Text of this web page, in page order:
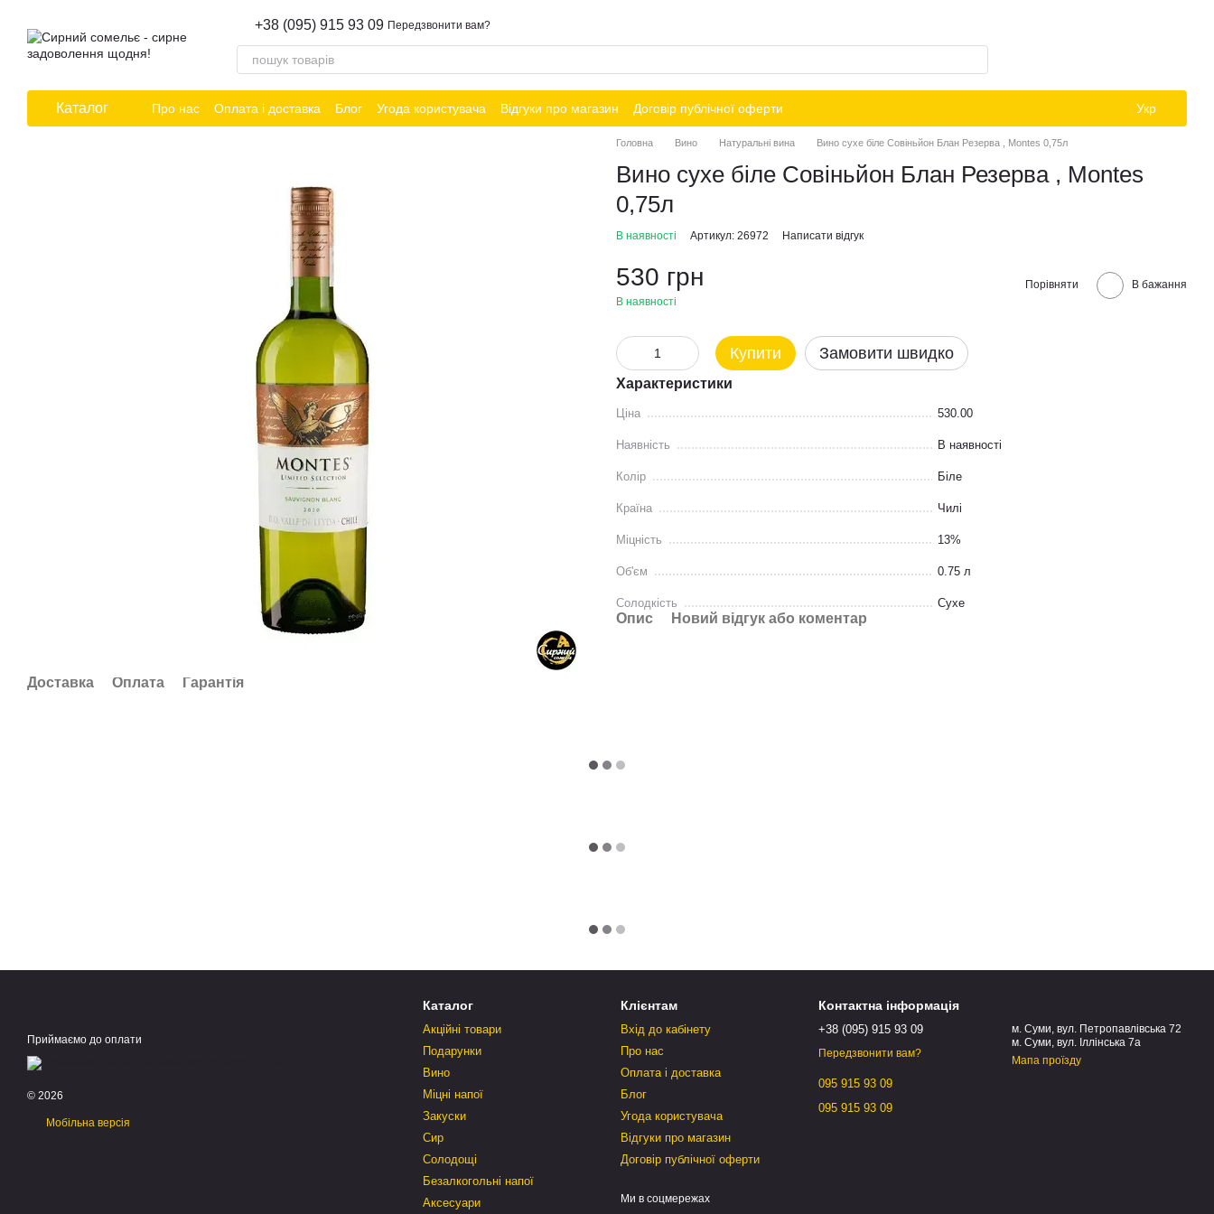
+38 (095) 915 93 09 Передзвонити вам?
Каталог Про нас Оплата і доставка Блог Угода користувача Відгуки про магазин Договір публічної оферти Укр
Доставка Оплата Гарантія
Головна Вино Натуральні вина Вино сухе біле Совіньйон Блан Резерва , Montes 0,75л
Вино сухе біле Совіньйон Блан Резерва , Montes
0,75л
В наявності Артикул: 26972 Написати відгук
530 грн
В наявності
Порівняти В бажання
Купити Замовити швидко
Характеристики
Ціна 530.00
Наявність В наявності
Колір Біле
Країна Чилі
Міцність 13%
Об'єм 0.75 л
Солодкість Сухе
Опис Новий відгук або коментар
Приймаємо до оплати
© 2026
Мобільна версія
Каталог
Акційні товари
Подарунки
Вино
Міцні напої
Закуски
Сир
Солодощі
Безалкогольні напої
Аксесуари
Клієнтам
Вхід до кабінету
Про нас
Оплата і доставка
Блог
Угода користувача
Відгуки про магазин
Договір публічної оферти
Ми в соцмережах
Контактна інформація
+38 (095) 915 93 09
Передзвонити вам?
095 915 93 09
095 915 93 09
м. Суми, вул. Петропавлівська 72
м. Суми, вул. Іллінська 7а
Мапа проїзду